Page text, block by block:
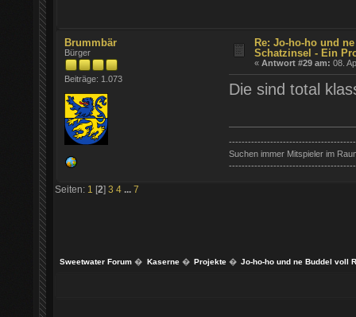
Brummbär
Bürger
Beiträge: 1.073
Re: Jo-ho-ho und
Schatzinsel - Ein
«Antwort #29 am: 08.
Die sind total
Suchen immer Mitspieler im
Seiten: 1 [2] 3 4 ... 7
Sweetwater Forum � Kaserne� Projekte� Jo-ho-ho und ne Buddel voll